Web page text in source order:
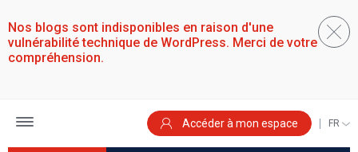
au
contenu
principal
Nos blogs sont indisponibles en raison d'une
vulnérabilité technique de WordPress. Merci de votre
compréhension.
Accéder à mon espace
YOUR